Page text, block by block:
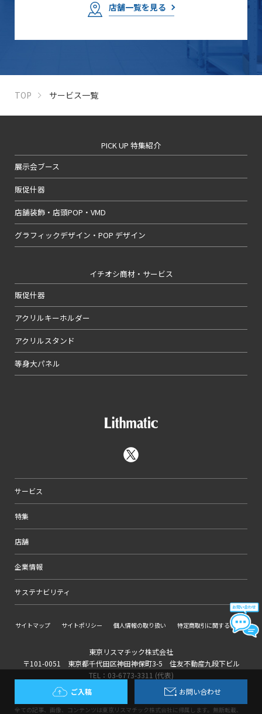
ご入稿 お問い合わせ
店舗一覧を見る
TOP サービス一覧
PICK UP 特集紹介
展示会ブース
販促什器
店舗装飾・店頭POP・VMD
グラフィックデザイン・POP デザイン
イチオシ商材・サービス
販促什器
アクリルキーホルダー
アクリルスタンド
等身大パネル
サービス
特集
店舗
企業情報
サステナビリティ
サイトマップ サイトポリシー 個人情報の取り扱い 特定商取引に関する表記
東京リスマチック株式会社
〒101-0051 東京都千代田区神田神保町3-5 住友不動産九段下ビル
TEL：03-6773-3311 (代表)
全ての記事、画像、コンテンツは東京リスマチック株式会社に帰属します。無断転載、